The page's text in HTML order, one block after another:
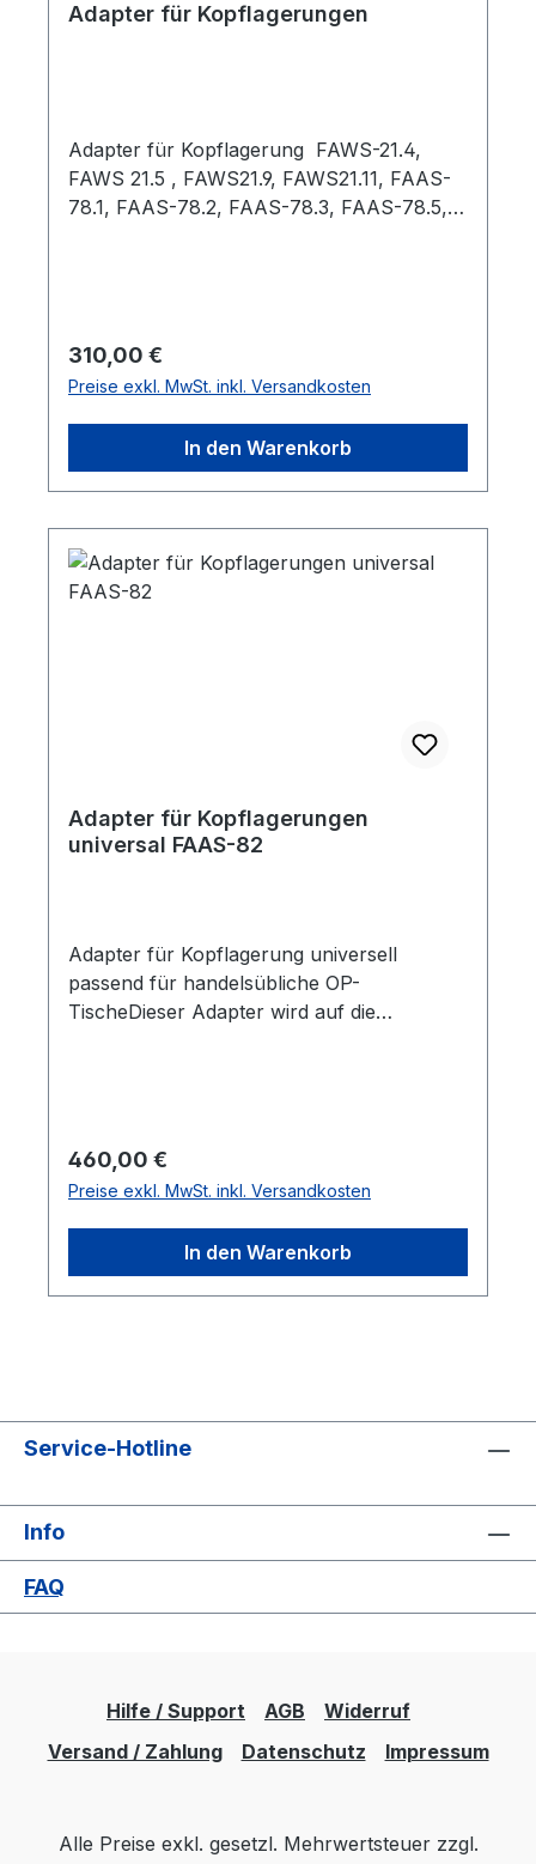
Adapter für Kopflagerungen
Adapter für Kopflagerung FAWS-21.4,
FAWS 21.5 , FAWS21.9, FAWS21.11, FAAS-
78.1, FAAS-78.2, FAAS-78.3, FAAS-78.5,
Regulärer Preis:
310,00 €
Preise exkl. MwSt. inkl. Versandkosten
In den Warenkorb
Adapter für Kopflagerungen
universal FAAS-82
Adapter für Kopflagerung universell
passend für handelsübliche OP-
TischeDieser Adapter wird auf die
Regulärer Preis:
460,00 €
Preise exkl. MwSt. inkl. Versandkosten
In den Warenkorb
Service-Hotline
Info
FAQ
Hilfe / Support AGB
Widerruf
Versand / Zahlung
Datenschutz Impressum
Alle Preise exkl. gesetzl. Mehrwertsteuer zzgl.